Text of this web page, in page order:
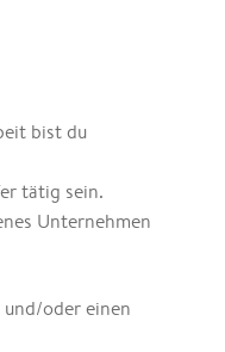
bist du
tätig sein.
Unternehmen
oder einen